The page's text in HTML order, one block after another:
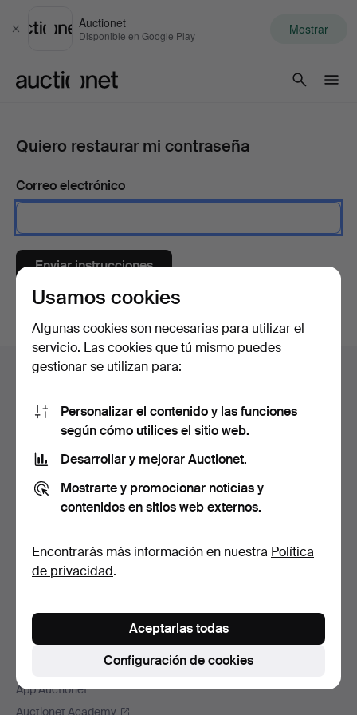
Cerrar
Auctionet
Disponible en Google Play Mostrar
Quiero restaurar mi contraseña
Correo electrónico
Enviar instrucciones
Navegación
de
página
Ayuda y contacto
Todas las casas de subastas
Modos de pago
Enviamos con
Redes sociales
Trabaja con nosotros
La garantía Auctionet
Más información de Auctionet
Auctionet Magazine
App Auctionet
Auctionet Academy
Usamos cookies
Algunas cookies son necesarias para utilizar el
servicio. Las cookies que tú mismo puedes
gestionar se utilizan para:
Personalizar el contenido y las funciones
según cómo utilices el sitio web.
Desarrollar y mejorar Auctionet.
Mostrarte y promocionar noticias y
contenidos en sitios web externos.
Encontrarás más información en nuestra Política
de privacidad.
Configuración de cookies
Aceptarlas todas